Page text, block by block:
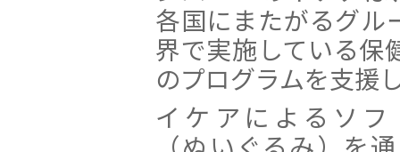
各国にまたがるグル
界で実施している保
のプログラムを支援
イケアによるソフ